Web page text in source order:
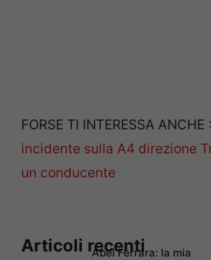
FORSE TI INTERESSA
incidente sulla A4 direzione
un conducente
Articoli recenti
Abel Ferrara: la mia